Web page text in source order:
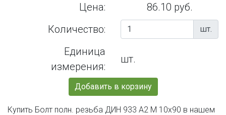
Цена:
86.10 руб.
Количество:
шт.
Единица
измерения:
шт.
Добавить в корзину
Купить Болт полн. резьба ДИН 933 А2 М 10х90 в нашем